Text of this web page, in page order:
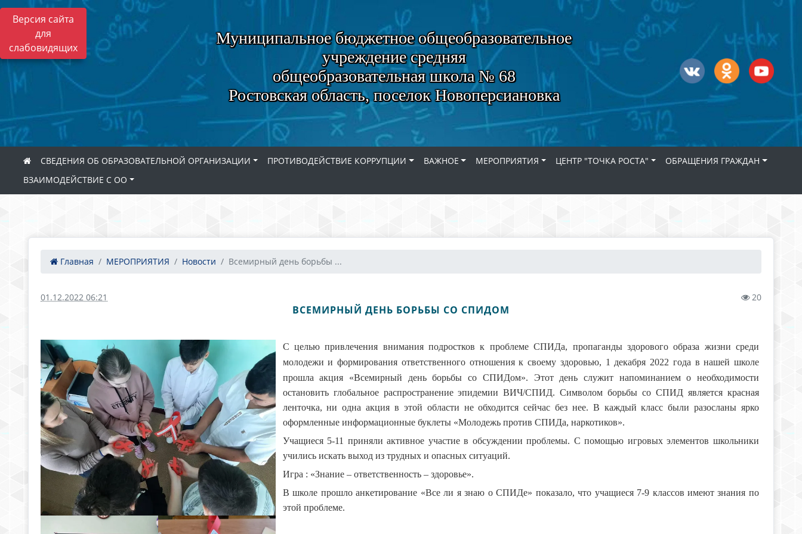
Версия сайта
для
слабовидящих
Муниципальное бюджетное общеобразовательное
учреждение средняя
общеобразовательная школа № 68
Ростовская область, поселок Новоперсиановка
СВЕДЕНИЯ ОБ ОБРАЗОВАТЕЛЬНОЙ ОРГАНИЗАЦИИ ПРОТИВОДЕЙСТВИЕ КОРРУПЦИИ ВАЖНОЕ МЕРОПРИЯТИЯ ЦЕНТР "ТОЧКА РОСТА"
ОБРАЩЕНИЯ ГРАЖДАН
ВЗАИМОДЕЙСТВИЕ С ОО
Главная МЕРОПРИЯТИЯ Новости Всемирный день борьбы ...
01.12.2022 06:21 20
ВСЕМИРНЫЙ ДЕНЬ БОРЬБЫ СО СПИДОМ
С целью привлечения внимания подростков к проблеме СПИДа, пропаганды здорового образа жизни среди
молодежи и формирования ответственного отношения к своему здоровью, 1 декабря 2022 года в нашей школе
прошла акция «Всемирный день борьбы со СПИДом». Этот день служит напоминанием о необходимости
остановить глобальное распространение эпидемии ВИЧ/СПИД.Символом борьбы со СПИД является красная
ленточка, ни одна акция в этой области не обходится сейчас без нее. В каждый класс были разосланы ярко
оформленные информационные буклеты «Молодежь против СПИДа, наркотиков».
Учащиеся 5-11 приняли активное участие в обсуждении проблемы. С помощью игровых элементов школьники
учились искать выход из трудных и опасных ситуаций.
Игра : «Знание – ответственность – здоровье».
В школе прошло анкетирование «Все ли я знаю о СПИДе» показало, что учащиеся 7-9 классов имеют знания по
этой проблеме.